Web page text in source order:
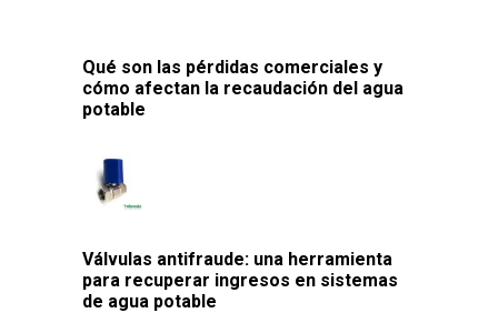
Qué son las pérdidas comerciales y
cómo afectan la recaudación del agua
potable
Válvulas antifraude: una herramienta
para recuperar ingresos en sistemas
de agua potable